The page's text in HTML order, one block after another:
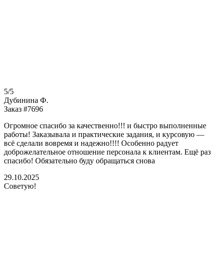
5/5
Дубинина Ф.
Заказ #7696
Огромное спасибо за качественно!!! и быстро выполненные
работы! Заказывала и практические задания, и курсовую —
всё сделали вовремя и надежно!!!! Особенно радует
доброжелательное отношение персонала к клиентам. Ещё раз
спасибо! Обязательно буду обращаться снова
29.10.2025
Советую!